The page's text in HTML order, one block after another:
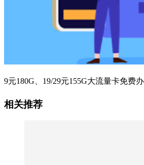
9元180G、19/29元155G大流量卡免费办
相关推荐